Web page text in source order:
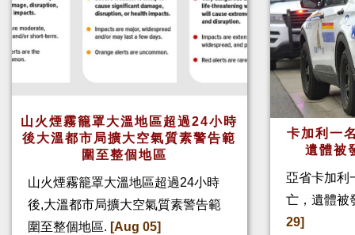
山火煙霧籠罩大溫地區超過24小時
後大溫都市局擴大空氣質素警告範
圍至整個地區
山火煙霧籠罩大溫地區超過24小時
後,大溫都市局擴大空氣質素警告範
圍至整個地區. [Aug 05]
卡加利一
遺體被
亞省卡加利
亡，遺體被
29]